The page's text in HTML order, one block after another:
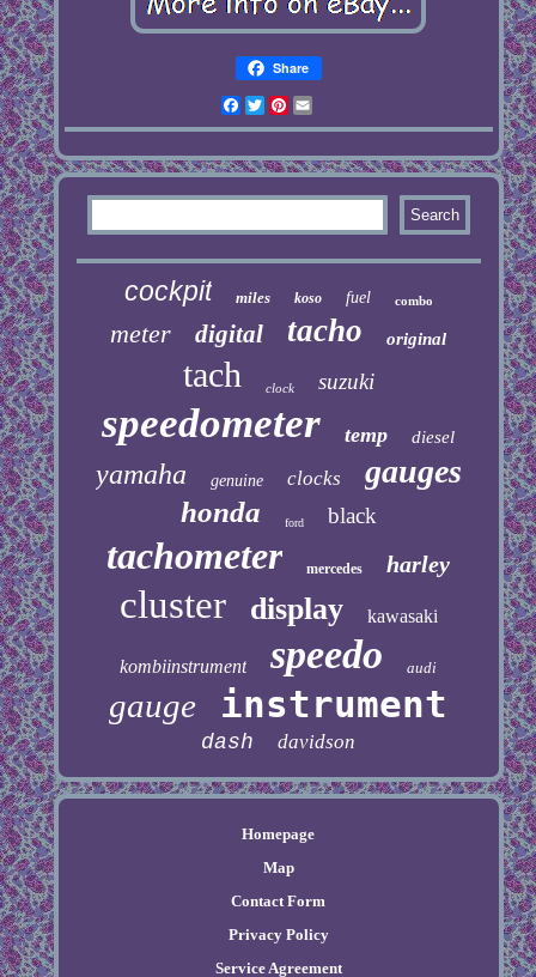
Share
Facebook
TwitterPinterest
cockpit miles koso fuel combo
meter digital tacho original
tach clock suzuki
speedometer temp diesel
yamaha genuine clocks gauges
honda ford black
tachometer mercedes harley
cluster display kawasaki
kombiinstrument speedo audi
gauge instrument
dash davidson
Homepage
Map
Contact Form
Privacy Policy
Service Agreement